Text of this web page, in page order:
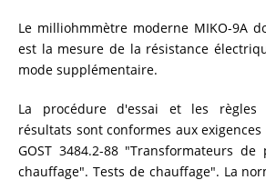
ÉQUIPEMENT SUPPLÉMENTAIRE
CHOISIR UN
Le milliohmmètre moderne MIKO-9A
est la mesure de la résistance
mode supplémentaire.
La procédure d'essai et les règles
résultats sont conformes aux
GOST 3484.2-88 "Transformateurs de
chauffage". Tests de chauffage". La